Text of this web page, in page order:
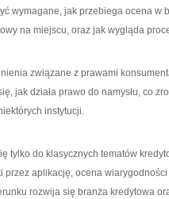
wymagane, jak przebiega ocena w
na miejscu, oraz jak wygląda
związane z prawami
jak działa prawo do namysłu, co
instytucji.
tylko do klasycznych tematów
przez aplikację, ocena
rozwija się branża kredytowa